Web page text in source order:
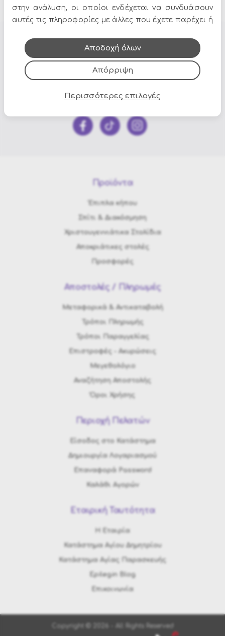
Όλες οι προσφορές και τα νέα του Epilegin,
στο email και τα social media!
Προϊόντα
Έπιπλα κήπου
Σπίτι & Διακόσμηση
Χριστουγεννιάτικα Στολίδια
Αποκριάτικες στολές
Προσφορές
Αποστολές / Πληρωμές
Μεταφορικά & Αντικαταβολή
Τρόποι Πληρωμής
Τρόποι Παραγγελίας
Eπιστροφές - Ακυρώσεις
Μεγεθολόγιο
Αναζήτηση Αποστολής
Όροι Χρήσης
Περιοχή Πελατών
Είσοδος στο Κατάστημα
Δημιουργία Λογαριασμού
Επαναφορά Password
Καλάθι Αγορών
Εταιρική Ταυτότητα
H Εταιρία
Κατάστημα Αγίου Δημητρίου
Κατάστημα Αγίας Παρασκευής
Epilegin Blog
Επικοινωνία
Copyright © 2026 - All Rights Reserved
στην ανάλυση, οι οποίοι ενδέχεται να συνδυάσουν
αυτές τις πληροφορίες με άλλες που έχετε παρέχει ή
τους.
Απόρριψη
Αποδοχή όλων
Περισσότερες επιλογές